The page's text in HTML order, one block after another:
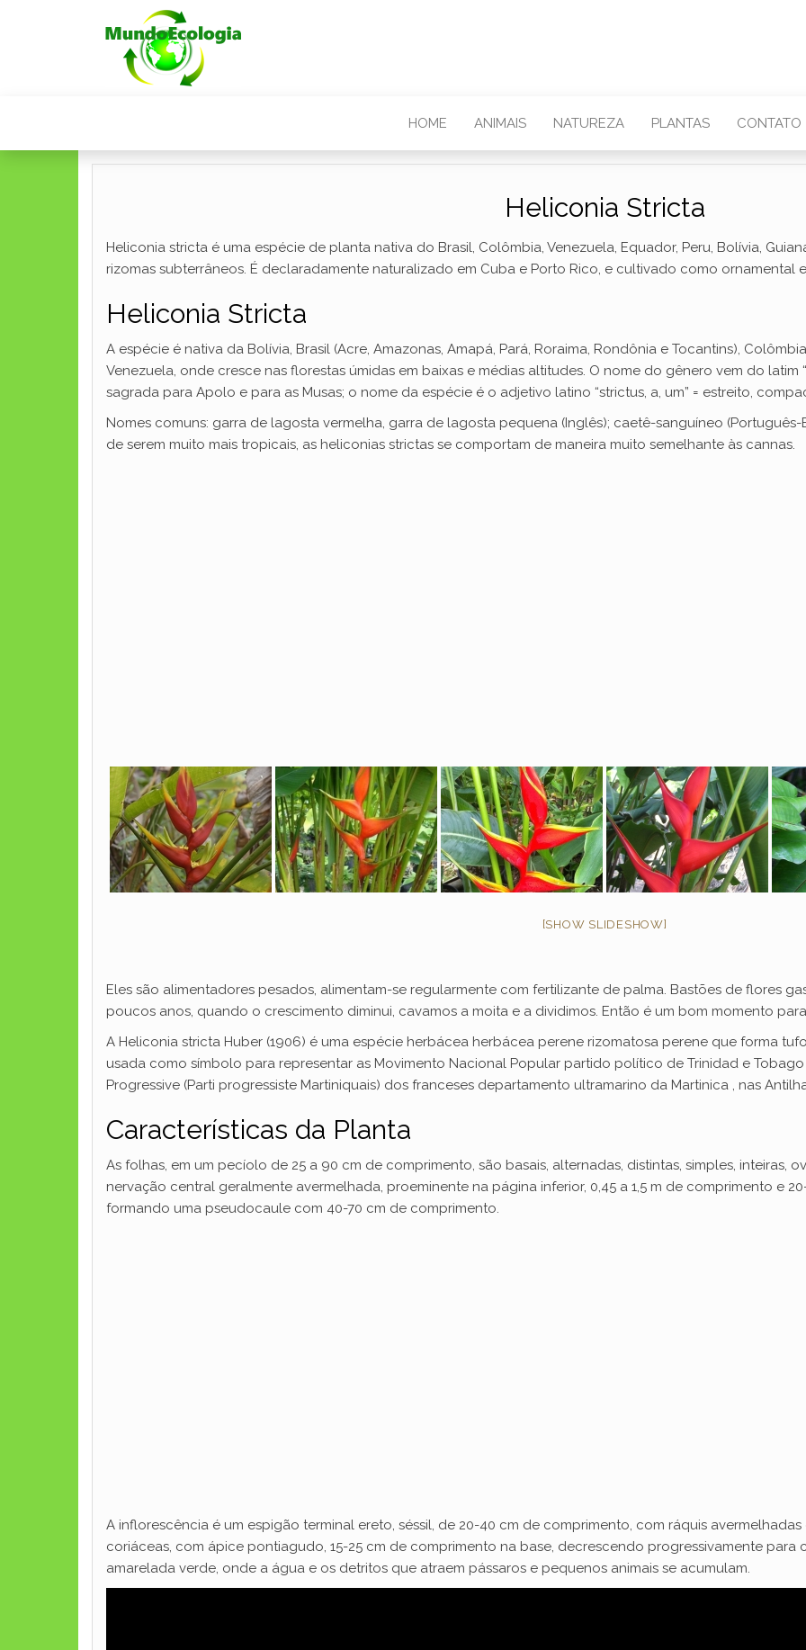
HOME ANIMAIS NATUREZA PLANTAS CONTATO
Heliconia Stricta
Heliconia stricta é uma espécie de planta nativa do Brasil, Colômbia, Venezuela, Equador, Peru, Bolívia,
rizomas subterrâneos. É declaradamente naturalizado em Cuba e Porto Rico, e cultivado como ornamental
Heliconia Stricta
A espécie é nativa da Bolívia, Brasil (Acre, Amazonas, Amapá, Pará, Roraima, Rondônia e Tocantins),
Venezuela, onde cresce nas florestas úmidas em baixas e médias altitudes. O nome do gênero vem do latim
sagrada para Apolo e para as Musas; o nome da espécie é o adjetivo latino “strictus, a, um” = estreito,
Nomes comuns: garra de lagosta vermelha, garra de lagosta pequena (Inglês); caetê-sanguíneo
de serem muito mais tropicais, as heliconias strictas se comportam de maneira muito semelhante às cannas.
[SHOW SLIDESHOW]
Eles são alimentadores pesados, alimentam-se regularmente com fertilizante de palma. Bastões de flores
poucos anos, quando o crescimento diminui, cavamos a moita e a dividimos. Então é um bom momento
A Heliconia stricta Huber (1906) é uma espécie herbácea herbácea perene rizomatosa perene que forma
usada como símbolo para representar as Movimento Nacional Popular partido político de Trinidad e
Progressive (Parti progressiste Martiniquais) dos franceses departamento ultramarino da Martinica , nas
Características da Planta
As folhas, em um pecíolo de 25 a 90 cm de comprimento, são basais, alternadas, distintas, simples, inteiras,
nervação central geralmente avermelhada, proeminente na página inferior, 0,45 a 1,5 m de comprimento e
formando uma pseudocaule com 40-70 cm de comprimento.
A inflorescência é um espigão terminal ereto, séssil, de 20-40 cm de comprimento, com ráquis
coriáceas, com ápice pontiagudo, 15-25 cm de comprimento na base, decrescendo progressivamente para
amarelada verde, onde a água e os detritos que atraem pássaros e pequenos animais se acumulam.